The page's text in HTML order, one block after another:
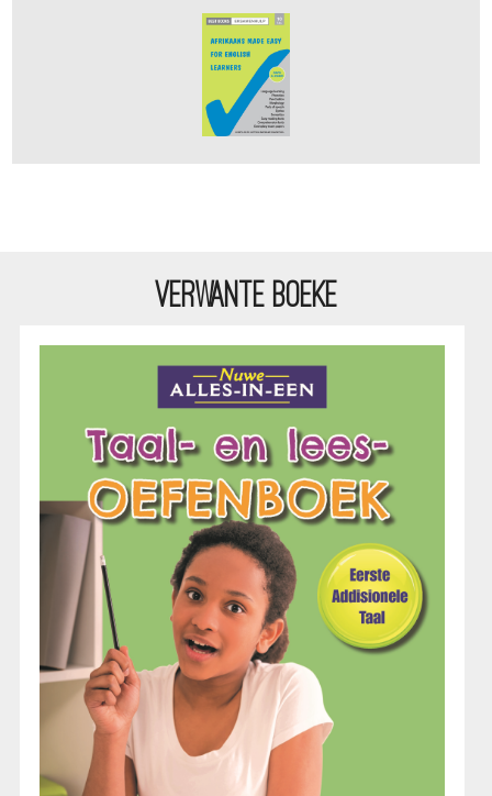
VERWANTE BOEKE